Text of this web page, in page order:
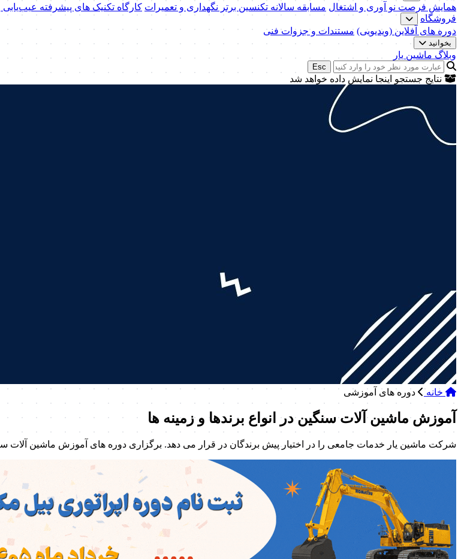
همایش فرصت نو آوری و اشتغال مسابقه سالانه تکنسین برتر نگهداری و تعمیرات کارگاه تکنیک‌ های پیشرفته عیب‌یابی
فروشگاه
دوره های آفلاین (ویدیویی) مستندات و جزوات فنی
بخوانید
وبلاگ ماشین یار
Esc
نتایج جستجو اینجا نمایش داده خواهد شد
خانه دوره های آموزشی
آموزش ماشین آلات سنگین در انواع برندها و زمینه ها
شرکت ماشین یار خدمات جامعی را در اختیار پیش برندگان در قرار می دهد. برگزاری دوره های آموزش ماشین آلات